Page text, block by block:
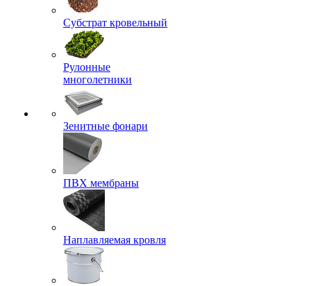
Субстрат кровельный
Рулонные
многолетники
Зенитные фонари
ПВХ мембраны
Наплавляемая кровля